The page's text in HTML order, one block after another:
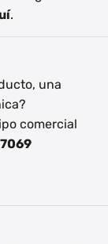
.
una
comercial